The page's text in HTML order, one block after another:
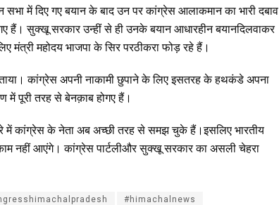
सभा में दिए गए बयान के बाद उन पर कांग्रेस आलाकमान का भारी दबाव
हैं। सुक्खू सरकार उन्हीं से ही उनके बयान आधारहीन बयानदिलवाकर
मंत्री महोदय भाजपा के सिर परठीकरा फोड़ रहे हैं।
कांग्रेस अपनी नाकामी छुपाने के लिए इसतरह के हथकंडे अपना
में पूरी तरह से बेनक़ाब होगए हैं।
में कांग्रेस के नेता अब अच्छी तरह से समझ चुके हैं।इसलिए भारतीय
नहीं आएंगे। कांग्रेस पार्टलीऔर सुक्खू सरकार का असली चेहरा
#himachalnews